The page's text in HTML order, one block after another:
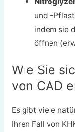
und -
indem sie
öffnen
Wie Sie
von CAD
Es gibt viele
Ihren Fall von